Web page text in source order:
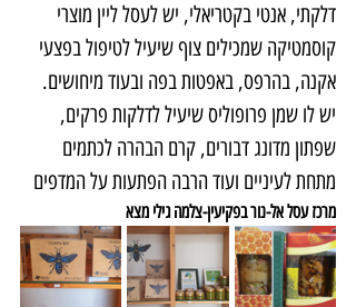
דלקתי, אנטי בקטריאלי, יש לעסל ליין מוצרי
קוסמטיקה שמכילים צוף שיעיל לטיפול בפצעי
אקנה, בהרפס, באפטות בפה ובעוד מיחושים.
יש לו שמן פרופוליס שיעיל לדלקות פרקים,
שפתון מדונג דבורים, קרם הבהרה לכתמים
מתחת לעיניים ועוד הרבה הפתעות על המדפים
מרכז עסל אל-נור בפקיעין-צלמה גילי מצא